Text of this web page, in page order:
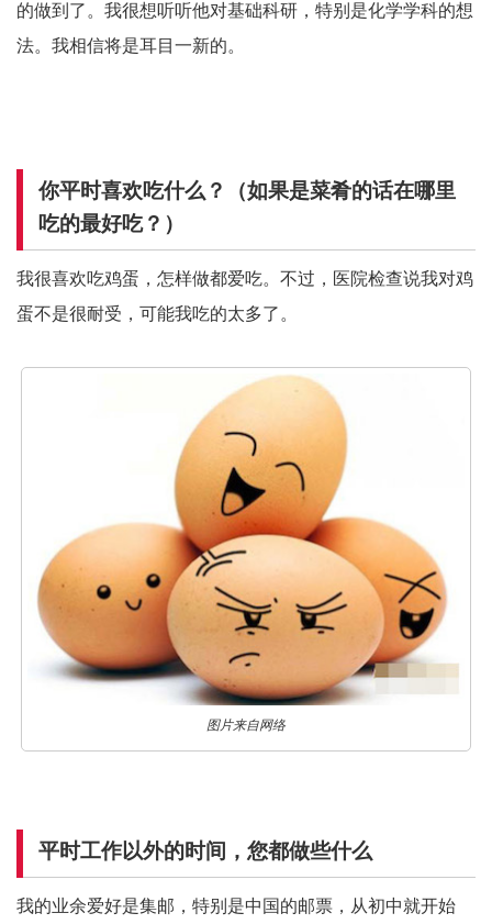
的做到了。我很想听听他对基础科研，特别是化学学科的想
法。我相信将是耳目一新的。
你平时喜欢吃什么？（如果是菜肴的话在哪里
吃的最好吃？）
我很喜欢吃鸡蛋，怎样做都爱吃。不过，医院检查说我对鸡
蛋不是很耐受，可能我吃的太多了。
图片来自网络
平时工作以外的时间，您都做些什么
我的业余爱好是集邮，特别是中国的邮票，从初中就开始